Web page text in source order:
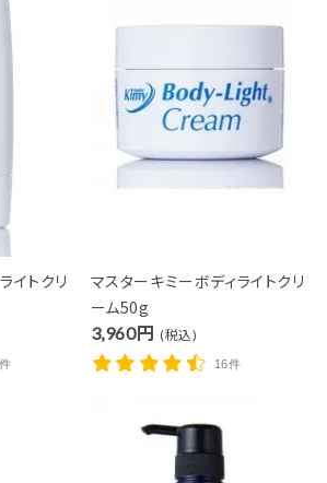
イトクリ
マスターキミーボディライトクリ
ーム50g
3,960円 (税込)
16件